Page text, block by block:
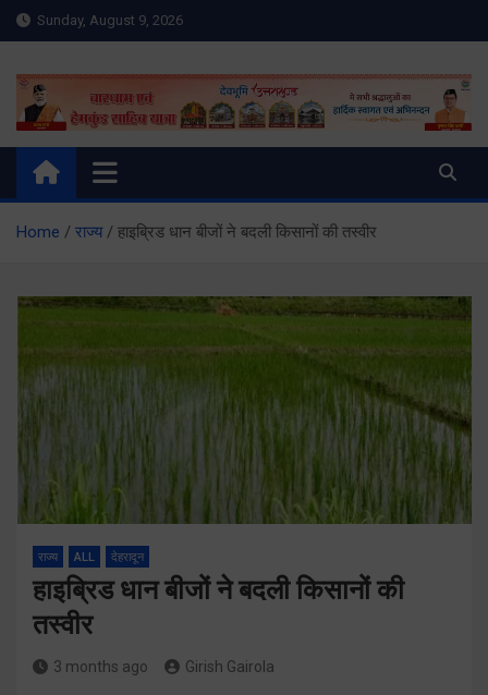
Skip
to
Sunday, August 9, 2026
Meru Raibar | Uttarakhand
News | Uttarkashi News
meruraibar.com
Home राज्य हाइब्रिड धान बीजों ने बदली किसानों की तस्वीर
राज्य ALL देहरादून
हाइब्रिड धान बीजों ने बदली किसानों की
तस्वीर
3 months ago Girish Gairola